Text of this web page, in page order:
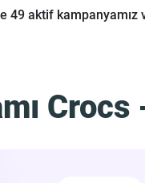
49 aktif kampanyamız
Crocs